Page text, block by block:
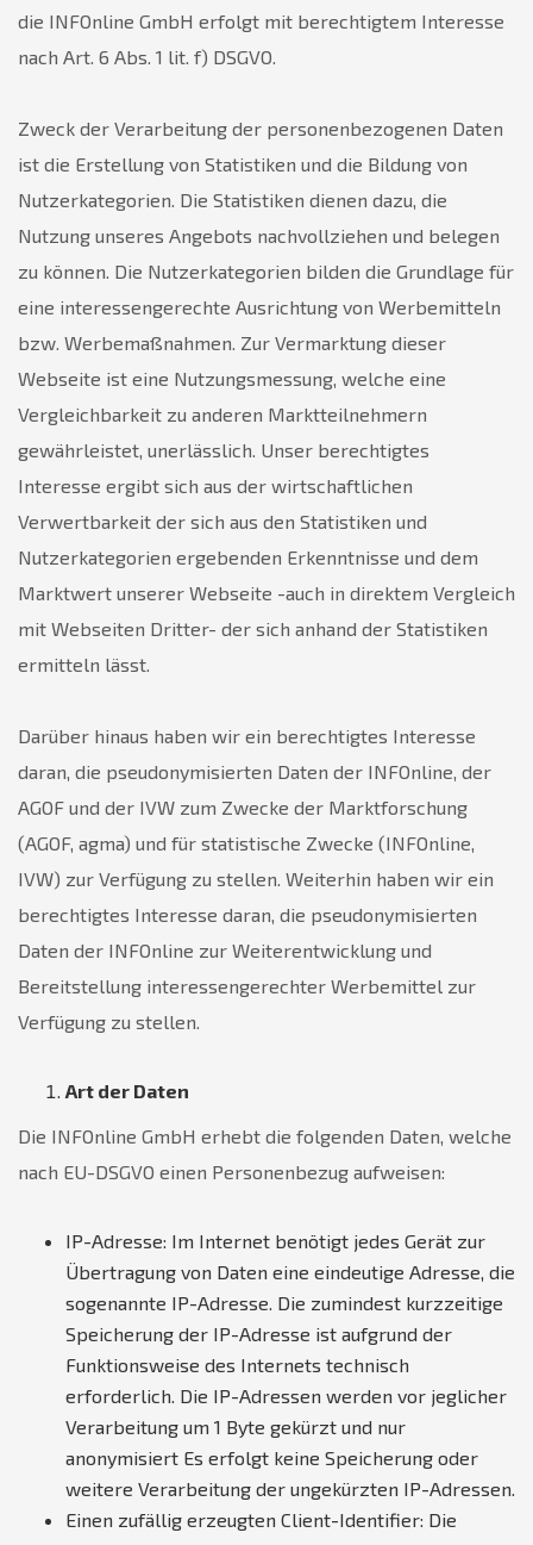
die INFOnline GmbH erfolgt mit berechtigtem Interesse
nach Art. 6 Abs. 1 lit. f) DSGVO.
Zweck der Verarbeitung der personenbezogenen Daten
ist die Erstellung von Statistiken und die Bildung von
Nutzerkategorien. Die Statistiken dienen dazu, die
Nutzung unseres Angebots nachvollziehen und belegen
zu können. Die Nutzerkategorien bilden die Grundlage für
eine interessengerechte Ausrichtung von Werbemitteln
bzw. Werbemaßnahmen. Zur Vermarktung dieser
Webseite ist eine Nutzungsmessung, welche eine
Vergleichbarkeit zu anderen Marktteilnehmern
gewährleistet, unerlässlich. Unser berechtigtes
Interesse ergibt sich aus der wirtschaftlichen
Verwertbarkeit der sich aus den Statistiken und
Nutzerkategorien ergebenden Erkenntnisse und dem
Marktwert unserer Webseite -auch in direktem Vergleich
mit Webseiten Dritter- der sich anhand der Statistiken
ermitteln lässt.
Darüber hinaus haben wir ein berechtigtes Interesse
daran, die pseudonymisierten Daten der INFOnline, der
AGOF und der IVW zum Zwecke der Marktforschung
(AGOF, agma) und für statistische Zwecke (INFOnline,
IVW) zur Verfügung zu stellen. Weiterhin haben wir ein
berechtigtes Interesse daran, die pseudonymisierten
Daten der INFOnline zur Weiterentwicklung und
Bereitstellung interessengerechter Werbemittel zur
Verfügung zu stellen.
Art der Daten
Die INFOnline GmbH erhebt die folgenden Daten, welche
nach EU-DSGVO einen Personenbezug aufweisen:
IP-Adresse: Im Internet benötigt jedes Gerät zur
Übertragung von Daten eine eindeutige Adresse, die
sogenannte IP-Adresse. Die zumindest kurzzeitige
Speicherung der IP-Adresse ist aufgrund der
Funktionsweise des Internets technisch
erforderlich. Die IP-Adressen werden vor jeglicher
Verarbeitung um 1 Byte gekürzt und nur
anonymisiert Es erfolgt keine Speicherung oder
weitere Verarbeitung der ungekürzten IP-Adressen.
Einen zufällig erzeugten Client-Identifier: Die